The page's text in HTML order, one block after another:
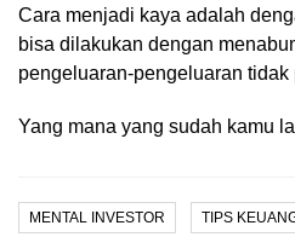
Cara menjadi kaya adalah
bisa dilakukan dengan
pengeluaran-pengeluaran
Yang mana yang sudah kamu
MENTAL INVESTOR TIPS